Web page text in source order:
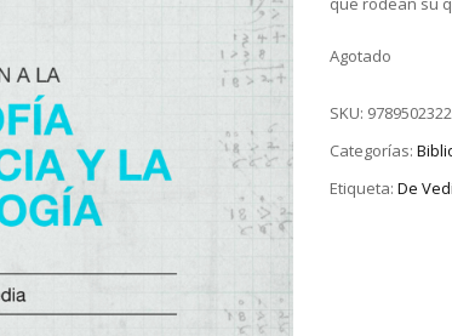
Agotado
SKU:
Categorías:
Etiqueta: De